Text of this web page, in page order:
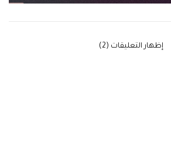
‫إظهار التعليقات (2)